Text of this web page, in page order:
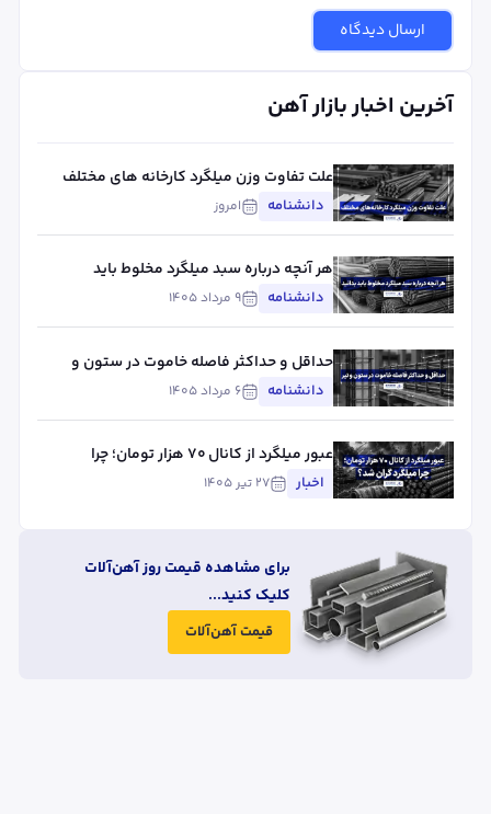
ارسال دیدگاه
آخرین اخبار بازار آهن
علت تفاوت وزن میلگرد کارخانه های مختلف
چیست؟ بررسی استاندارد، تلورانس و عوامل
مؤثر
دانشنامه امروز
هر آنچه درباره سبد میلگرد مخلوط باید
بدانید
دانشنامه ۹ مرداد ۱۴۰۵
حداقل و حداکثر فاصله خاموت در ستون و
تیر
دانشنامه ۶ مرداد ۱۴۰۵
عبور میلگرد از کانال ۷۰ هزار تومان؛ چرا
میلگرد گران شد؟
اخبار ۲۷ تیر ۱۴۰۵
برای مشاهده قیمت روز آهن‌آلات
کلیک کنید...
قیمت آهن‌آلات